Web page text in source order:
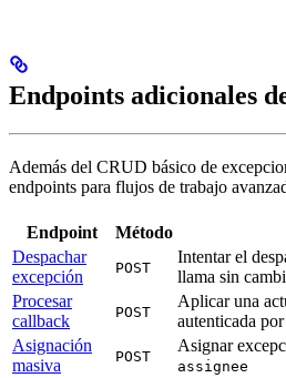
Endpoints adicionales
Además del CRUD básico de
endpoints para flujos de trabajo
Endpoint Método
Despachar
excepción
POST
Intentar el
llama sin
Procesar
callback
POST
Aplicar una
autenticada
Asignación
masiva
POST
Asignar
assignee